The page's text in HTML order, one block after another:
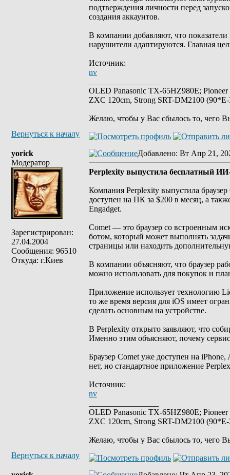
подтверждения личности перед
создания аккаунтов.
В компании добавляют, что
нарушители адаптируются. Главная
Источник:
nv
OLED Panasonic TX-65HZ980E;
ZXC 120cm, Strong SRT-DM2100
Желаю, чтобы у Вас сбылось то, чего
Вернуться к началу
yorick
Модератор
Зарегистрирован:
27.04.2004
Сообщения: 96510
Откуда: г.Киев
Добавлено: Вт Апр 21,
Perplexity выпустила бесплатный ИИ-
Компания Perplexity выпустила
доступен на ПК за $200 в месяц, а
Engadget.
Comet — это браузер со встроенным
ботом, который может выполнять
страницы или находить
В компании объясняют, что браузер
можно использовать для покупок и
Приложение использует технологию
то же время версия для iOS имеет
сделать основным на устройстве.
В Perplexity открыто заявляют, что
Именно этим объясняют, почему
Браузер Comet уже доступен на
нет, но стандартное приложение
Источник:
nv
OLED Panasonic TX-65HZ980E;
ZXC 120cm, Strong SRT-DM2100
Желаю, чтобы у Вас сбылось то, чего
Вернуться к началу